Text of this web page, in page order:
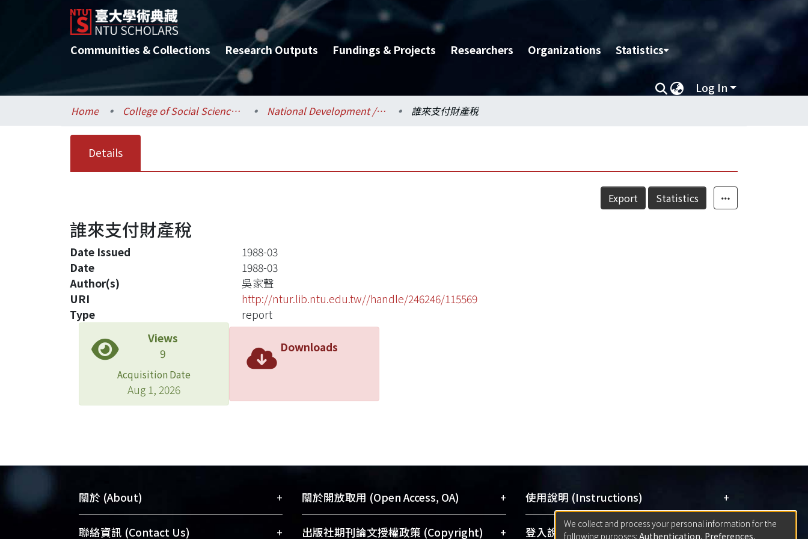
Communities & Collections Research Outputs Fundings & Projects Researchers Organizations Statistics
Log In
Home College of Social Sciences / 社會科學院 National Development / 國家發展研究所 誰來支付財產稅
Details
Export Statistics
誰來支付財產稅
Date Issued
1988-03
Date
1988-03
Author(s)
吳家聲
URI
http://ntur.lib.ntu.edu.tw//handle/246246/115569
Type
report
Views
9
Acquisition Date
Aug 1, 2026
Downloads
關於 (About) +
臺大位居世界頂尖大學之列，為永久珍藏
聯絡資訊 (Contact Us) +
關於開放取用 (Open Access, OA) +
開放取用是從使用者角度提升資訊取用性
出版社期刊論文授權政策 (Copyright) +
使用說明 (Instructions) +
網站簡介(Quickstart Guide)
登入說明 (Sign-in) +
We collect and process your personal information for the
following purposes: Authentication, Preferences,